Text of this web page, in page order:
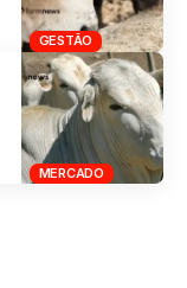
GESTÃO
MERCADO